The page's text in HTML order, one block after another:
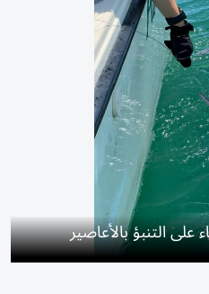
التنبؤ بالأعاصير